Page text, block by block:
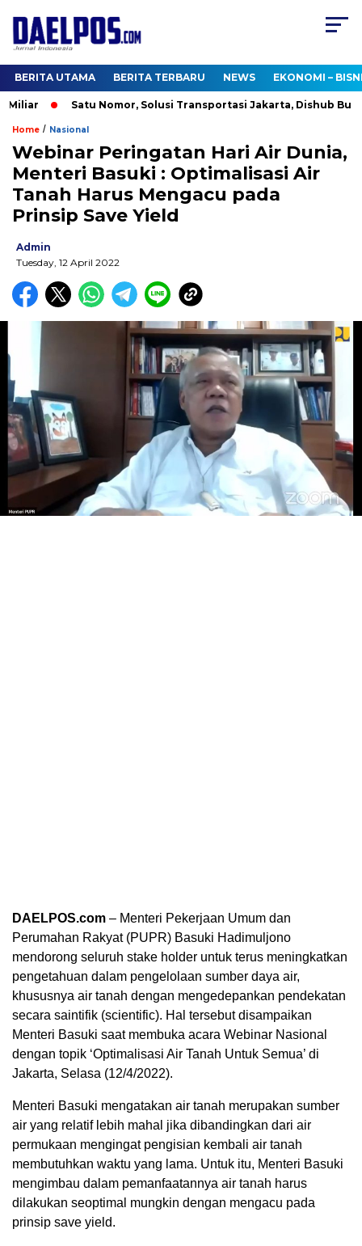
BERITA UTAMA BERITA TERBARU NEWS EKONOMI –
Satu Nomor, Solusi Transportasi Jakarta, Dishub Buka
Home / Nasional
Webinar Peringatan Hari Air Dunia,
Menteri Basuki : Optimalisasi Air
Tanah Harus Mengacu pada
Prinsip Save Yield
Admin
Tuesday, 12 April 2022
DAELPOS.com – Menteri Pekerjaan Umum dan
Perumahan Rakyat (PUPR) Basuki Hadimuljono
mendorong seluruh stake holder untuk terus meningkatkan
pengetahuan dalam pengelolaan sumber daya air,
khususnya air tanah dengan mengedepankan pendekatan
secara saintifik (scientific). Hal tersebut disampaikan
Menteri Basuki saat membuka acara Webinar Nasional
dengan topik ‘Optimalisasi Air Tanah Untuk Semua’ di
Jakarta, Selasa (12/4/2022).
Menteri Basuki mengatakan air tanah merupakan sumber
air yang relatif lebih mahal jika dibandingkan dari air
permukaan mengingat pengisian kembali air tanah
membutuhkan waktu yang lama. Untuk itu, Menteri Basuki
mengimbau dalam pemanfaatannya air tanah harus
dilakukan seoptimal mungkin dengan mengacu pada
prinsip save yield.